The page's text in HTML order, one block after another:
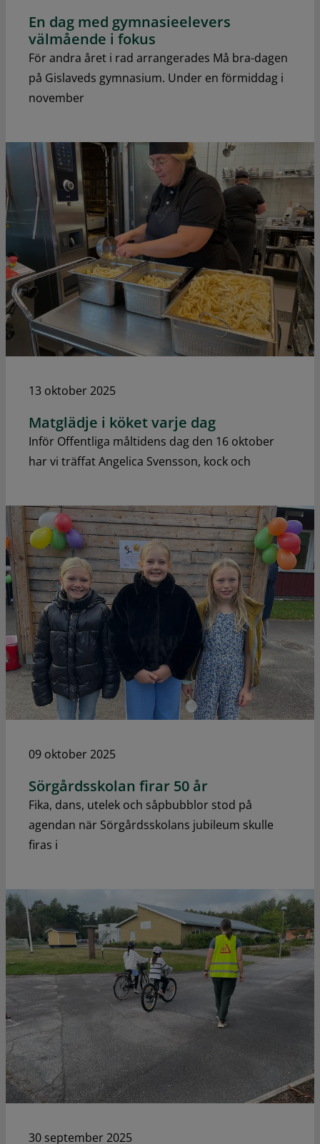
En dag med gymnasieelevers
välmående i fokus
För andra året i rad arrangerades Må bra-dagen
på Gislaveds gymnasium. Under en förmiddag i
november
13 oktober 2025
Matglädje i köket varje dag
Inför Offentliga måltidens dag den 16 oktober
har vi träffat Angelica Svensson, kock och
09 oktober 2025
Sörgårdsskolan firar 50 år
Fika, dans, utelek och såpbubblor stod på
agendan när Sörgårdsskolans jubileum skulle
firas i
30 september 2025